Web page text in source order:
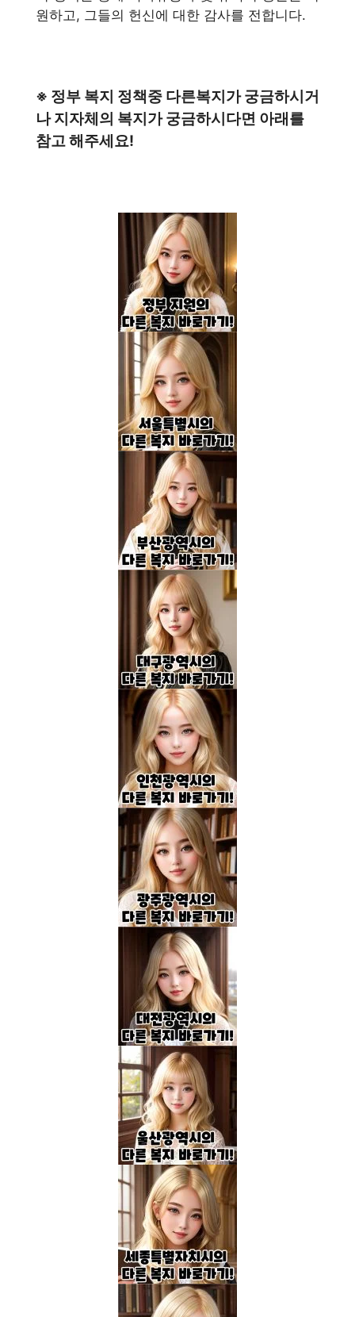
원하고, 그들의 헌신에 대한 감사를 전합니다.
※ 정부 복지 정책중 다른복지가 궁금하시거
나 지자체의 복지가 궁금하시다면 아래를
참고 해주세요!